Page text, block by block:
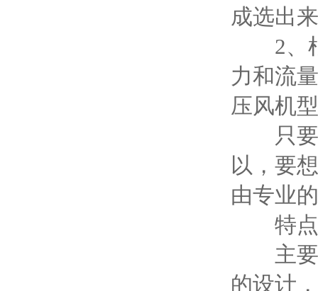
成选出
2、根
力和流
压风机
只要
以，要
由专业
特
主要
的设计